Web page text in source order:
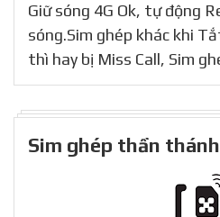
Giữ sóng 4G Ok, tự động
sóng.Sim ghép khác khi
thì hay bị Miss Call, Sim
Sim ghép thần